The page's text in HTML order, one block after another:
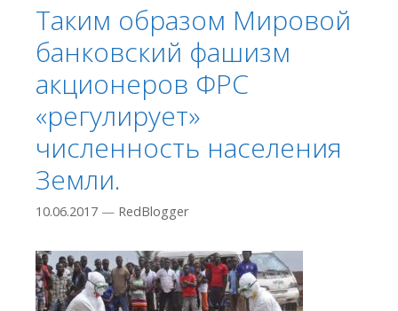
Таким образом Мировой
банковский фашизм
акционеров ФРС
«регулирует»
численность населения
Земли.
10.06.2017 — RedBlogger